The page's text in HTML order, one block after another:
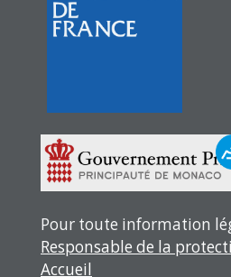
Pour toute information
Responsable de la
Accueil